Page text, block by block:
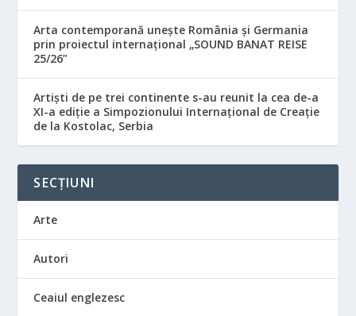
Arta contemporană unește România și Germania
prin proiectul internațional „SOUND BANAT REISE
25/26”
Artiști de pe trei continente s-au reunit la cea de-a
XI-a ediție a Simpozionului Internațional de Creație
de la Kostolac, Serbia
SECȚIUNI
Arte
Autori
Ceaiul englezesc